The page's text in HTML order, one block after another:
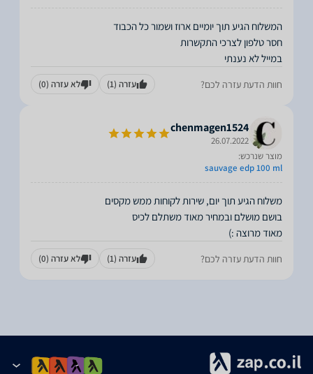
במייל לא נענתי
חוות הדעת עזרה לכם? עזרה (1) לא עזרה (0)
chenmagen1524
26.07.2022
מוצר שנרכש:
sauvage edp 100 ml
מאוד מרוצה :)
חוות הדעת עזרה לכם? עזרה (1) לא עזרה (0)